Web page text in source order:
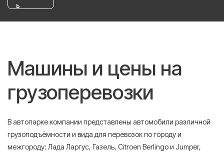
ь
Машины и цены на
грузоперевозки
В автопарке компании представлены автомобили различной
грузоподъёмности и вида для перевозок по городу и
межгороду: Лада Ларгус, Газель, Citroen Berlingo и Jumper,